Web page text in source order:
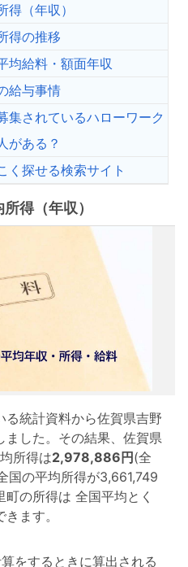
（年収）
得の推移
均給料・額面年収
給与事情
集されているハローワーク
がある？
く探せる検索サイト
得（年収）
統計資料から佐賀県吉野
ました。その結果、佐賀県
所得は2,978,886円(全
国の平均所得が3,661,749
の所得は 全国平均とく
ます。
をするときに算出される